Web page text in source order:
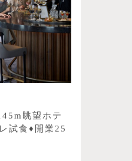
眺望ホテ
試食♦開業25